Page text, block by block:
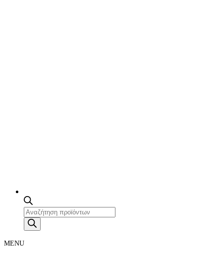
Products
search
MENU